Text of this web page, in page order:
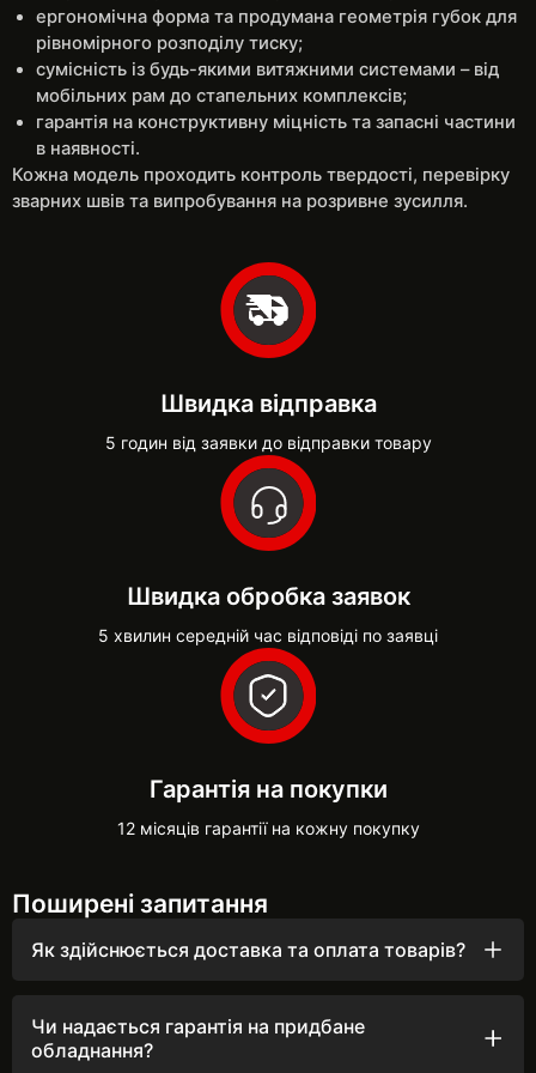
ергономічна форма та продумана геометрія губок для
рівномірного розподілу тиску;
сумісність із будь-якими витяжними системами – від
мобільних рам до стапельних комплексів;
гарантія на конструктивну міцність та запасні частини
в наявності.
Кожна модель проходить контроль твердості, перевірку
зварних швів та випробування на розривне зусилля.
Швидка відправка
5 годин від заявки до відправки товару
Швидка обробка заявок
5 хвилин середній час відповіді по заявці
Гарантія на покупки
12 місяців гарантії на кожну покупку
Поширені запитання
Як здійснюється доставка та оплата товарів?
Чи надається гарантія на придбане
обладнання?